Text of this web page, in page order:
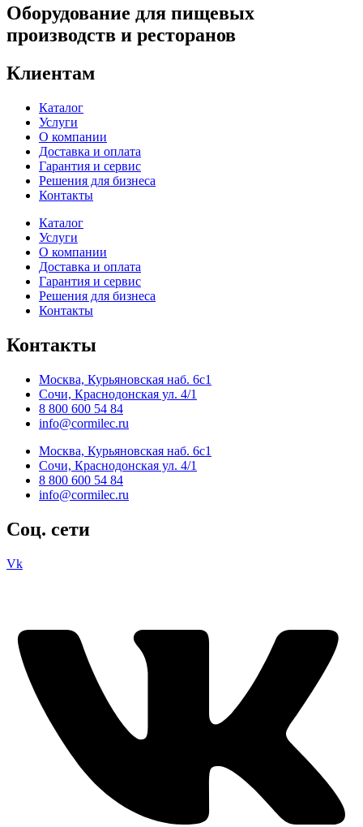
Оборудование для пищевых
производств и ресторанов
Клиентам
Каталог
Услуги
О компании
Доставка и оплата
Гарантия и сервис
Решения для бизнеса
Контакты
Каталог
Услуги
О компании
Доставка и оплата
Гарантия и сервис
Решения для бизнеса
Контакты
Контакты
Москва, Курьяновская наб. 6с1
Сочи, Краснодонская ул. 4/1
8 800 600 54 84
info@cormilec.ru
Москва, Курьяновская наб. 6с1
Сочи, Краснодонская ул. 4/1
8 800 600 54 84
info@cormilec.ru
Соц. сети
Vk